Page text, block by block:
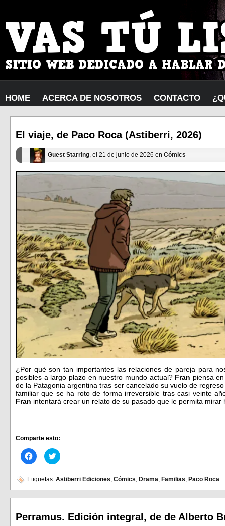
HOME ACERCA DE NOSOTROS CONTACTO
El viaje, de Paco Roca (Astiberri, 2026)
Guest Starring, el 21 de junio de 2026 en Cómics
¿Por qué son tan importantes las relaciones de pareja para
posibles a largo plazo en nuestro mundo actual? Fran piensa
de la Patagonia argentina tras ser cancelado su vuelo de
familiar que se ha roto de forma irreversible tras casi veinte
Fran intentará crear un relato de su pasado que le permita
Comparte esto:
Haz
clic
en
Facebook
(Se
abre
ventana
nueva)
Haz
clic
en
(Se
abre
ventana
nueva)
Etiquetas: Astiberri Ediciones, Cómics, Drama, Familias, Paco Roca
Perramus. Edición integral, de de Alberto